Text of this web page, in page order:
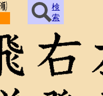
検
索